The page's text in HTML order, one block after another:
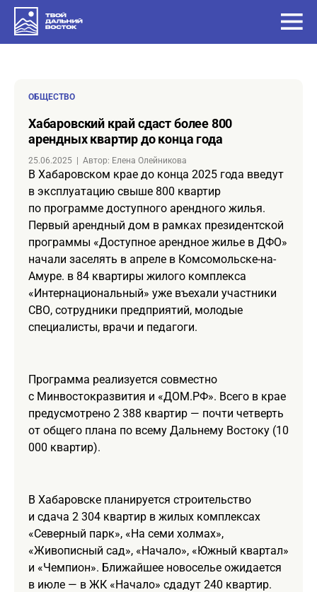
ОБЩЕСТВО
Хабаровский край сдаст более 800
арендных квартир до конца года
25.06.2025 Автор: Елена Олейникова
В Хабаровском крае до конца 2025 года введут
в эксплуатацию свыше 800 квартир
по программе доступного арендного жилья.
Первый арендный дом в рамках президентской
программы «Доступное арендное жилье в ДФО»
начали заселять в апреле в Комсомольске-на-
Амуре. в 84 квартиры жилого комплекса
«Интернациональный» уже въехали участники
СВО, сотрудники предприятий, молодые
специалисты, врачи и педагоги.
Программа реализуется совместно
с Минвостокразвития и «ДОМ.РФ». Всего в крае
предусмотрено 2 388 квартир — почти четверть
от общего плана по всему Дальнему Востоку (10
000 квартир).
В Хабаровске планируется строительство
и сдача 2 304 квартир в жилых комплексах
«Северный парк», «На семи холмах»,
«Живописный сад», «Начало», «Южный квартал»
и «Чемпион». Ближайшее новоселье ожидается
в июле — в ЖК «Начало» сдадут 240 квартир.